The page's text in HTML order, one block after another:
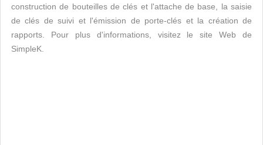
construction de bouteilles de clés et l'attache de base, la saisie
de clés de suivi et l'émission de porte-clés et la création de
rapports. Pour plus d'informations, visitez le site Web de
SimpleK.